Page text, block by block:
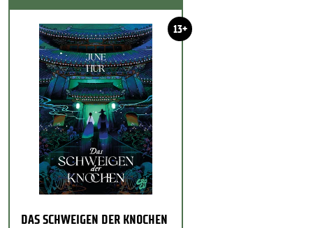
13+
DAS SCHWEIGEN DER KNOCHEN